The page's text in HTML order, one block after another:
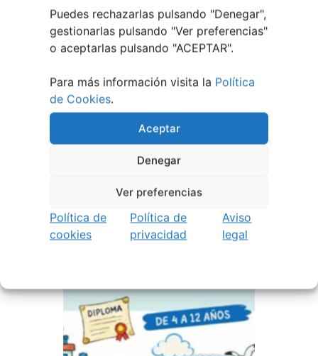
Puedes rechazarlas pulsando "Denegar",
gestionarlas pulsando "Ver preferencias"
o aceptarlas pulsando "ACEPTAR".
Para más información visita la Política
de Cookies.
Aceptar
Denegar
Ver preferencias
Política de
cookies
Política de
privacidad
Aviso
legal
22 junio, 2026
Campus Infantil y
Multideporte de Nigrán